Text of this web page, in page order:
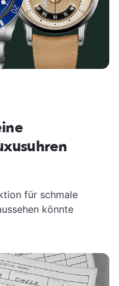
für schmale
könnte